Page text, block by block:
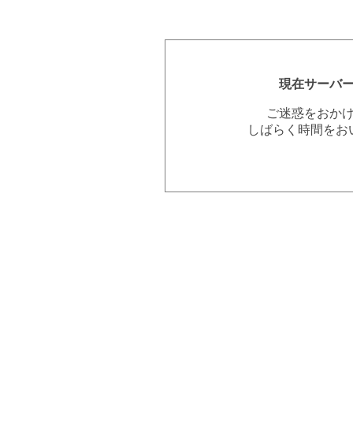
現在サーバ
ご迷惑をおか
しばらく時間を